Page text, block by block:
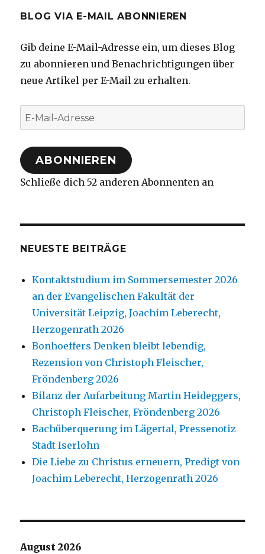
BLOG VIA E-MAIL ABONNIEREN
Gib deine E-Mail-Adresse ein, um dieses Blog
zu abonnieren und Benachrichtigungen über
neue Artikel per E-Mail zu erhalten.
E-
Mail-
Adresse
ABONNIEREN
Schließe dich 52 anderen Abonnenten an
NEUESTE BEITRÄGE
Kontaktstudium im Sommersemester 2026
an der Evangelischen Fakultät der
Universität Leipzig, Joachim Leberecht,
Herzogenrath 2026
Bonhoeffers Denken bleibt lebendig,
Rezension von Christoph Fleischer,
Fröndenberg 2026
Bilanz der Aufarbeitung Martin Heideggers,
Christoph Fleischer, Fröndenberg 2026
Bachüberquerung im Lägertal, Pressenotiz
Stadt Iserlohn
Die Liebe zu Christus erneuern, Predigt von
Joachim Leberecht, Herzogenrath 2026
August 2026